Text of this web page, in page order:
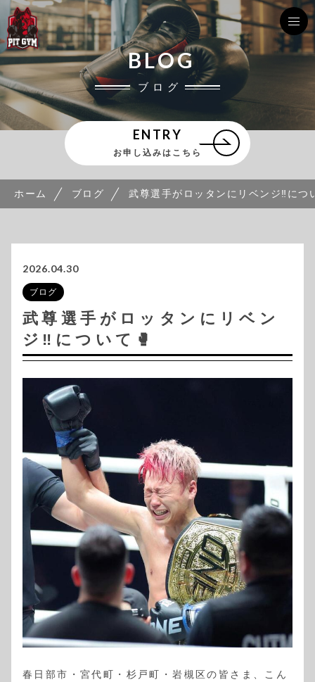
BLOG
ブログ
ENTRY
お申し込みはこちら
ホーム ブログ 武尊選手がロッタンにリベンジ‼️につ
2026.04.30
ブログ
武尊選手がロッタンにリベン
ジ‼️について🥊
春日部市・宮代町・杉戸町・岩槻区の皆さま、こん